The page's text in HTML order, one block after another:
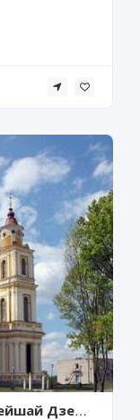
Дзевы